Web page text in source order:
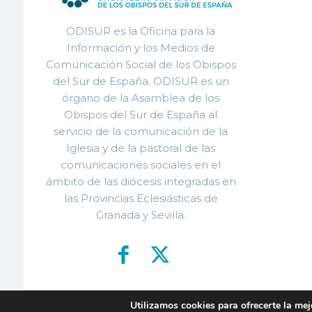
ODISUR es la Oficina para la
Información y los Medios de
Comunicación Social de los Obispos
del Sur de España. ODISUR es un
órgano de la Asamblea de los
Obispos del Sur de España al
servicio de la comunicación de la
Iglesia y de la pastoral de las
comunicaciones sociales en el
ámbito de las diócesis integradas en
las Provincias Eclesiásticas de
Granada y Sevilla.
Utilizamos cookies para ofrecerte la